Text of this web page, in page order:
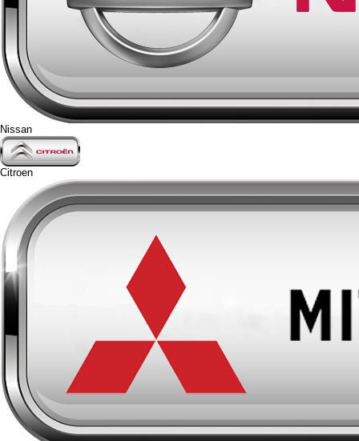
Nissan
Citroen